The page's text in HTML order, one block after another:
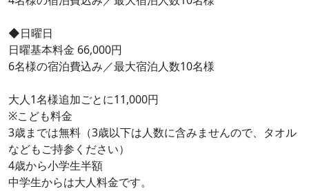
◆日曜日
日曜基本料金 66,000円
6名様の宿泊費込み／最大宿泊人数10名様
大人1名様追加ごとに11,000円
※こども料金
3歳までは無料（3歳以下は人数に含みませんので、タオル
などもご持参ください）
4歳から小学生半額
中学生からは大人料金です。